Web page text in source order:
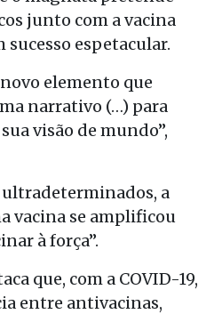
junto com a vacina
sucesso espetacular.
elemento que
narrativo (…) para
visão de mundo”,
a
vacina se amplificou
à força”.
que, com a COVID-19,
entre antivacinas,